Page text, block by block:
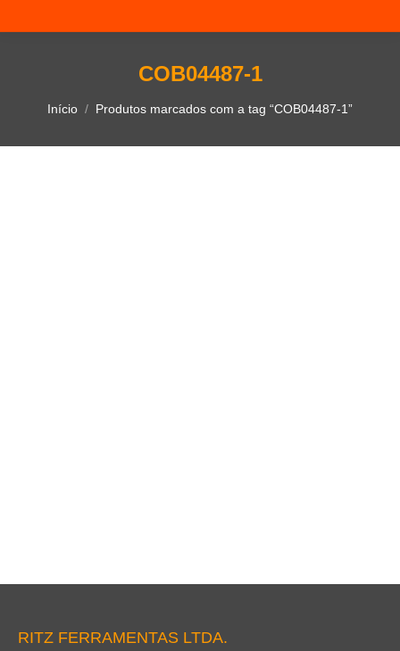
COB04487-1
Você está aqui:
Início Produtos marcados com a tag “COB04487-1”
RITZ FERRAMENTAS LTDA.